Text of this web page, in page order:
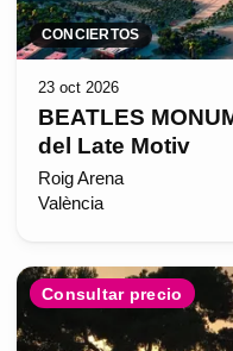
CONCIERTOS
23 oct 2026
BEATLES
del Late Motiv
Roig Arena
València
Consultar precio